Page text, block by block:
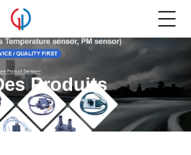
Produits